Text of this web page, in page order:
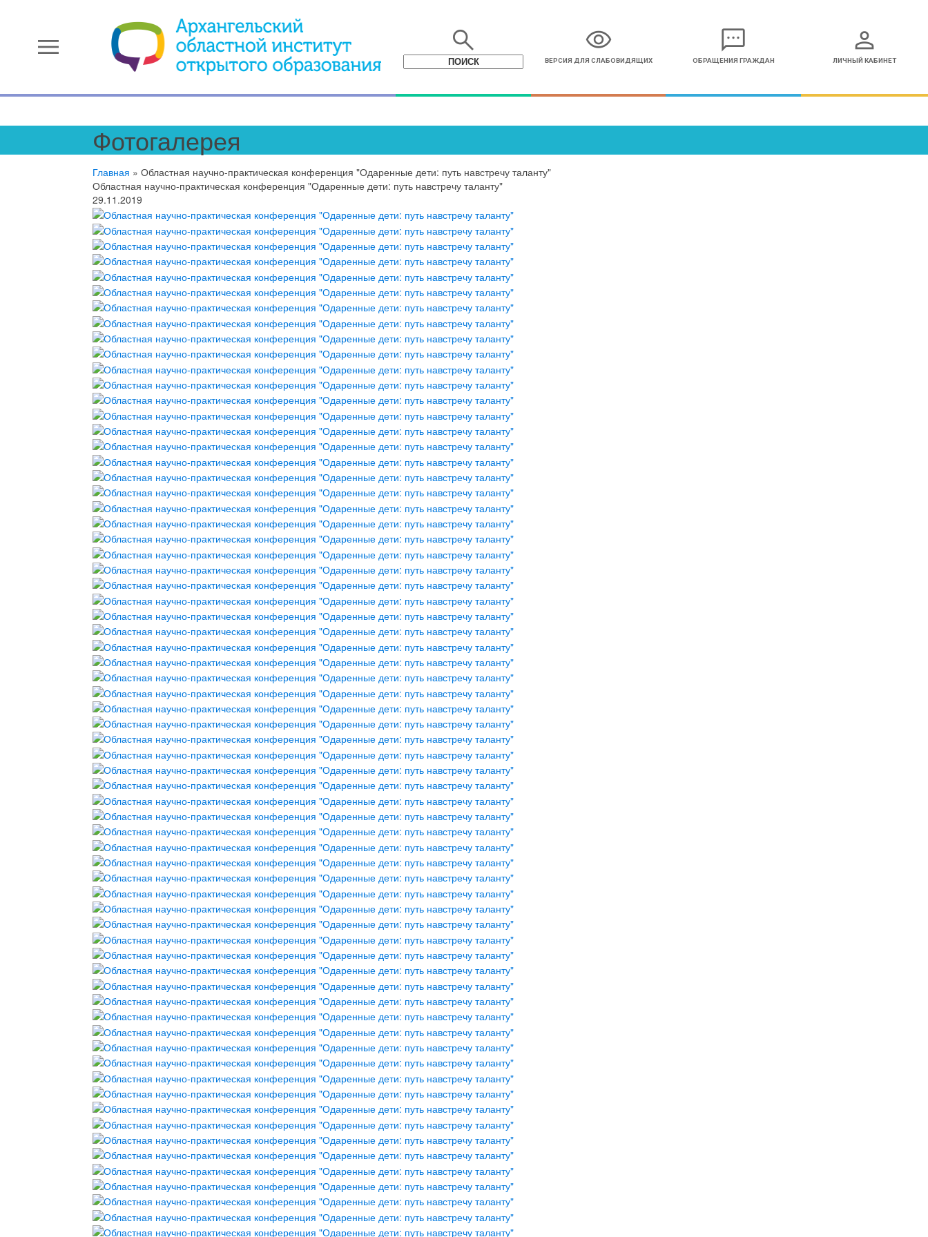
menu search visibility
ВЕРСИЯ ДЛЯ СЛАБОВИДЯЩИХ
sms
ОБРАЩЕНИЯ ГРАЖДАН
person
ЛИЧНЫЙ КАБИНЕТ
Фотогалерея
Главная »Областная научно-практическая конференция "Одаренные дети: путь навстречу таланту"
Областная научно-практическая конференция "Одаренные дети: путь навстречу таланту"
29.11.2019